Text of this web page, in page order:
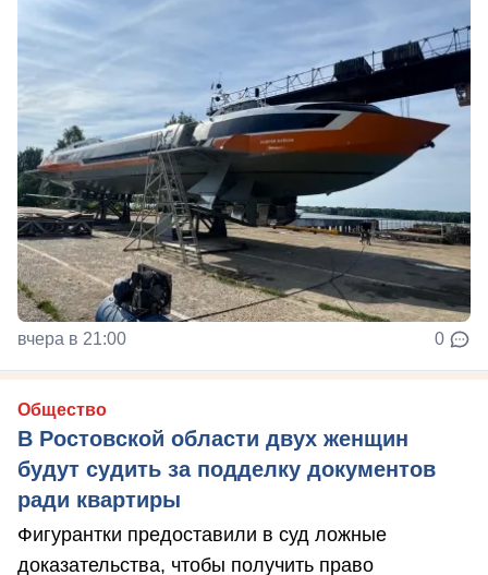
вчера в 21:00 0
Общество
В Ростовской области двух женщин
будут судить за подделку документов
ради квартиры
Фигурантки предоставили в суд ложные
доказательства, чтобы получить право